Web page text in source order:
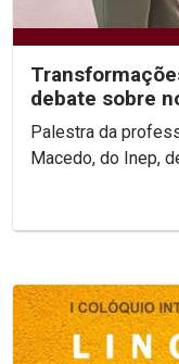
debate sobre
do ensino
Palestra da
Macedo, do Inep,